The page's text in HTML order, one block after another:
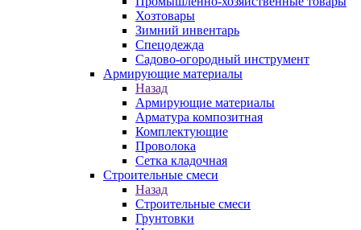
Хозтовары
Зимний инвентарь
Спецодежда
Садово-огородный инструмент
Армирующие материалы
Назад
Армирующие материалы
Арматура композитная
Комплектующие
Проволока
Сетка кладочная
Строительные смеси
Назад
Строительные смеси
Грунтовки